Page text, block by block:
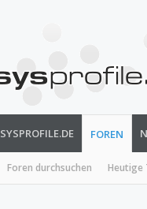
SYSPROFILE.DE FOREN
Foren durchsuchen Heutige